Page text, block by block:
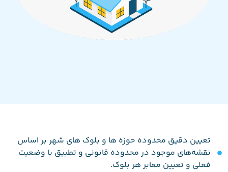
تعیین دقیق محدوده حوزه ها و بلوک های شهر بر اساس
نقشه‌های موجود در محدوده قانونی و تطبیق با وضعیت
فعلی و تعیین معابر هر بلوک.